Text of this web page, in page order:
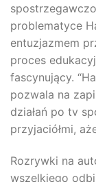
problematyce
entuzjazmem
proces
fascynujący.
pozwala na
działań po tv
przyjaciółmi,
Rozrywki na
wszelkiego